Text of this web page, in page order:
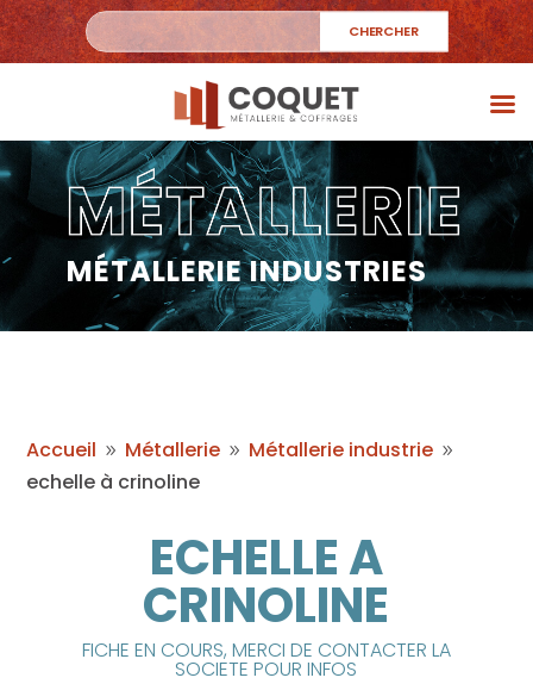
MÉTALLERIE INDUSTRIES
Accueil 9 Métallerie 9 Métallerie industrie 9
echelle à crinoline
ECHELLE A
CRINOLINE
FICHE EN COURS, MERCI DE CONTACTER LA
SOCIETE POUR INFOS